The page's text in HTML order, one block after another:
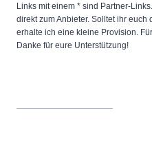
Links mit einem * sind Partner-
direkt zum Anbieter. Solltet ihr
erhalte ich eine kleine Provision.
Danke für eure Unterstützung!